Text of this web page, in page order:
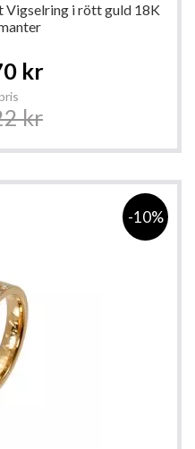
Vigselring i rött guld 18K
kr
kr
-10%